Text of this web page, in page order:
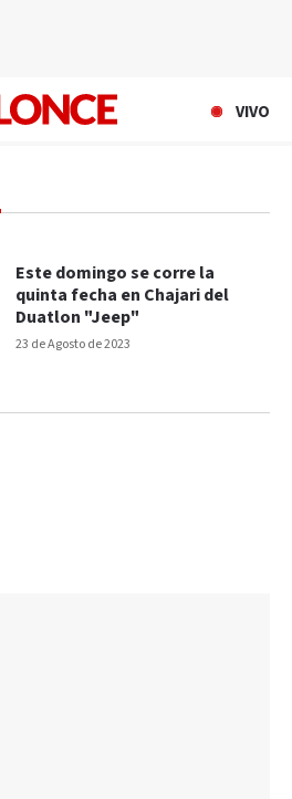
VIVO
23 de Agosto de 2023
Este domingo se corre la
quinta fecha en Chajari del
Duatlon "Jeep"